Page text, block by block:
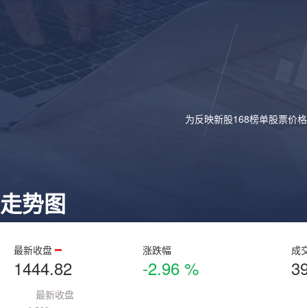
为反映新股168榜单股票价
走势图
最新收盘
1444.82
涨跌幅
-2.96 %
成